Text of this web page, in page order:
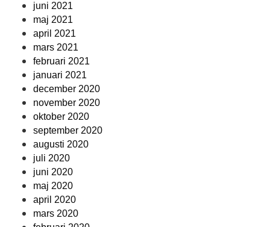
juni 2021
maj 2021
april 2021
mars 2021
februari 2021
januari 2021
december 2020
november 2020
oktober 2020
september 2020
augusti 2020
juli 2020
juni 2020
maj 2020
april 2020
mars 2020